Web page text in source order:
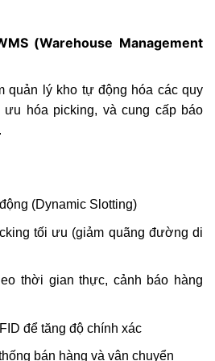
(Warehouse Management
quản lý kho tự động hóa các quy
ưu hóa picking, và cung cấp báo
(Dynamic Slotting)
tối ưu (giảm quãng đường di
thời gian thực, cảnh báo hàng
để tăng độ chính xác
bán hàng và vận chuyển